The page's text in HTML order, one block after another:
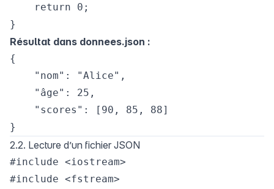
    return 0;
Résultat dans donnees.json :
{
    "nom": "Alice",
    "âge": 25,
    "scores": [90, 85, 88]
2.2. Lecture d’un fichier JSON
#include <iostream>
#include <fstream>